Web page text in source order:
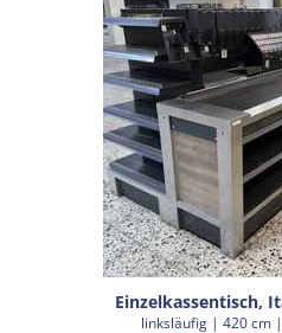
Einzelkassentisch,
linksläufig | 420 cm